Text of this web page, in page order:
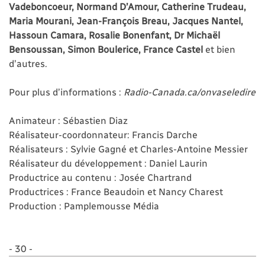
Vadeboncoeur, Normand D’Amour, Catherine Trudeau,
Maria Mourani, Jean-François Breau, Jacques Nantel,
Hassoun Camara, Rosalie Bonenfant, Dr Michaël
Bensoussan, Simon Boulerice, France Castel et bien
d’autres.
Pour plus d’informations : Radio-Canada.ca/onvaseledire
Animateur : Sébastien Diaz
Réalisateur-coordonnateur: Francis Darche
Réalisateurs : Sylvie Gagné et Charles-Antoine Messier
Réalisateur du développement : Daniel Laurin
Productrice au contenu : Josée Chartrand
Productrices : France Beaudoin et Nancy Charest
Production : Pamplemousse Média
- 30 -